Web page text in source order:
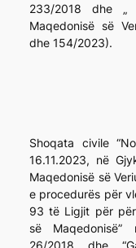
233/2018 dhe „
Maqedonisë së
dhe 154/2023).
Shoqata civile
16.11.2023, në
Maqedonisë së
e procedurës për
93 të Ligjit për
së Maqedonisë”